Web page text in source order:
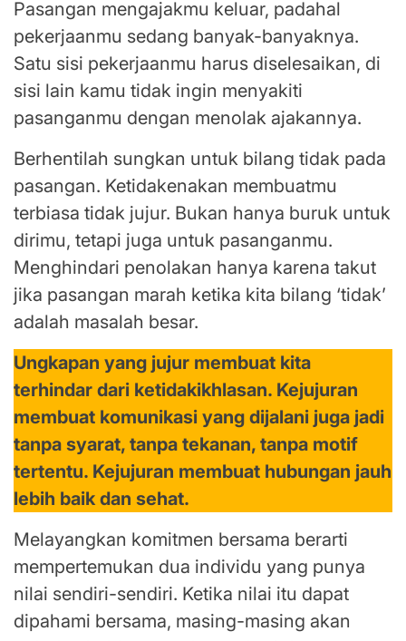
Pasangan mengajakmu keluar, padahal
pekerjaanmu sedang banyak-banyaknya.
Satu sisi pekerjaanmu harus diselesaikan, di
sisi lain kamu tidak ingin menyakiti
pasanganmu dengan menolak ajakannya.
Berhentilah sungkan untuk bilang tidak pada
pasangan. Ketidakenakan membuatmu
terbiasa tidak jujur. Bukan hanya buruk untuk
dirimu, tetapi juga untuk pasanganmu.
Menghindari penolakan hanya karena takut
jika pasangan marah ketika kita bilang ‘tidak’
adalah masalah besar.
Ungkapan yang jujur membuat kita
terhindar dari ketidakikhlasan. Kejujuran
membuat komunikasi yang dijalani juga jadi
tanpa syarat, tanpa tekanan, tanpa motif
tertentu. Kejujuran membuat hubungan jauh
lebih baik dan sehat.
Melayangkan komitmen bersama berarti
mempertemukan dua individu yang punya
nilai sendiri-sendiri. Ketika nilai itu dapat
dipahami bersama, masing-masing akan